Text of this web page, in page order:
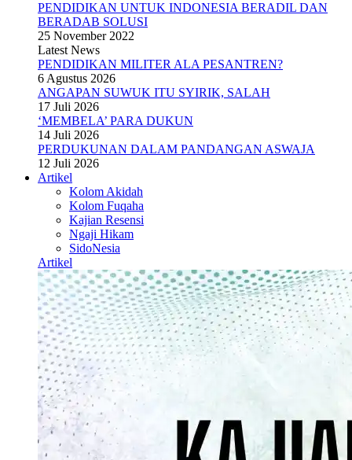
PENDIDIKAN UNTUK INDONESIA BERADIL DAN
BERADAB SOLUSI
25 November 2022
Latest News
PENDIDIKAN MILITER ALA PESANTREN?
6 Agustus 2026
ANGAPAN SUWUK ITU SYIRIK, SALAH
17 Juli 2026
‘MEMBELA’ PARA DUKUN
14 Juli 2026
PERDUKUNAN DALAM PANDANGAN ASWAJA
12 Juli 2026
Artikel
Kolom Akidah
Kolom Fuqaha
Kajian Resensi
Ngaji Hikam
SidoNesia
Artikel